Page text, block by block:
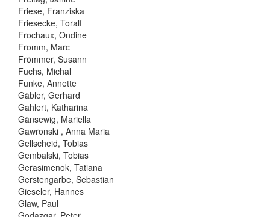
Friese, Franziska
Friesecke, Toralf
Frochaux, Ondine
Fromm, Marc
Frömmer, Susann
Fuchs, Michal
Funke, Annette
Gäbler, Gerhard
Gahlert, Katharina
Gänsewig, Mariella
Gawronski , Anna Maria
Gellscheid, Tobias
Gembalski, Tobias
Gerasimenok, Tatiana
Gerstengarbe, Sebastian
Gieseler, Hannes
Glaw, Paul